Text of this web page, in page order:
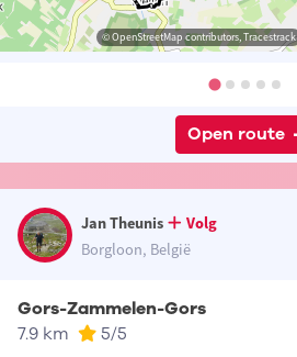
© OpenStreetMap contributors, Tracestrack
Open route
Jan Theunis
Volg
Borgloon, België
Gors-Zammelen-Gors
7.9 km 5/5